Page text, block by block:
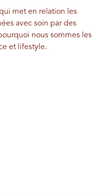
met en relation les
avec soin par des
nous sommes les
et lifestyle.